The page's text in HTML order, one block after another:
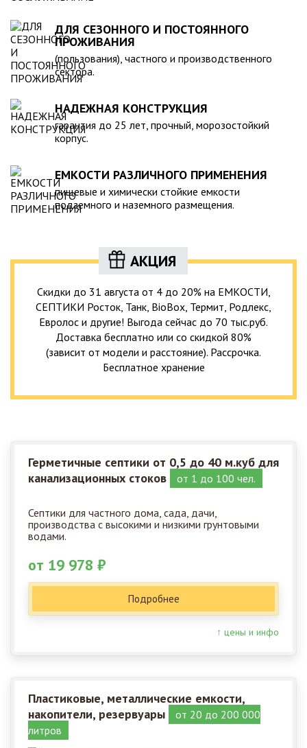
ДЛЯ СЕЗОННОГО И ПОСТОЯННОГО
ПРОЖИВАНИЯ
(пользования), частного и производственного
сектора.
НАДЕЖНАЯ КОНСТРУКЦИЯ
гарантия до 25 лет, прочный, морозостойкий
корпус.
ЕМКОСТИ РАЗЛИЧНОГО ПРИМЕНЕНИЯ
пищевые и химически стойкие емкости
подземного и наземного размещения.
АКЦИЯ
Скидки до 31 августа от 4 до 20% на ЕМКОСТИ,
СЕПТИКИ Росток, Танк, BioBox, Термит, Родлекс,
Евролос и другие! Выгода сейчас до 70 тыс.руб.
Доставка бесплатно или со скидкой 80%
(зависит от модели и расстояние). Рассрочка.
Бесплатное хранение
Герметичные септики от 0,5 до 40 м.куб для
канализационных стоков
от 1 до 100 чел.
Септики для частного дома, сада, дачи,
производства с высокими и низкими грунтовыми
водами.
от 19 978 ₽
Подробнее
↑ цены и инфо
Пластиковые, металлические емкости,
накопители, резервуары
от 20 до 200 000
литров